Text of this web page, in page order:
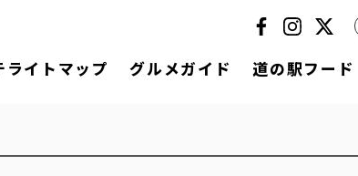
ライトマップ グルメガイド 道の駅フード